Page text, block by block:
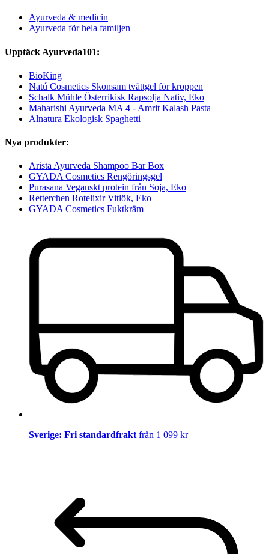
Ayurveda & medicin
Ayurveda för hela familjen
Upptäck Ayurveda101:
BioKing
Natú Cosmetics Skonsam tvättgel för kroppen
Schalk Mühle Österrikisk Rapsolja Nativ, Eko
Maharishi Ayurveda MA 4 - Amrit Kalash Pasta
Alnatura Ekologisk Spaghetti
Nya produkter:
Arista Ayurveda Shampoo Bar Box
GYADA Cosmetics Rengöringsgel
Purasana Veganskt protein från Soja, Eko
Retterchen Rotelixir Vitlök, Eko
GYADA Cosmetics Fuktkräm
Sverige: Fri standardfrakt från 1 099 kr